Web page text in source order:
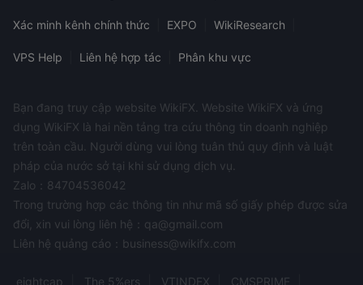
Xác minh kênh chính thức EXPO WikiResearch
VPS Help Liên hệ hợp tác Phân khu vực
Bạn đang truy cập website WikiFX. Website WikiFX và ứng
dụng WikiFX là hai nền tảng tra cứu thông tin doanh nghiệp
trên toàn cầu. Người dùng vui lòng tuân thủ quy định và luật
pháp của nước sở tại khi sử dụng dịch vụ.
Zalo：84704536042
Trong trường hợp các thông tin như mã số giấy phép được sửa
đổi, xin vui lòng liên hệ：qa@gmail.com
Liên hệ quảng cáo：business@wikifx.com
eightcap The 5%ers VTINDEX CMSPRIME